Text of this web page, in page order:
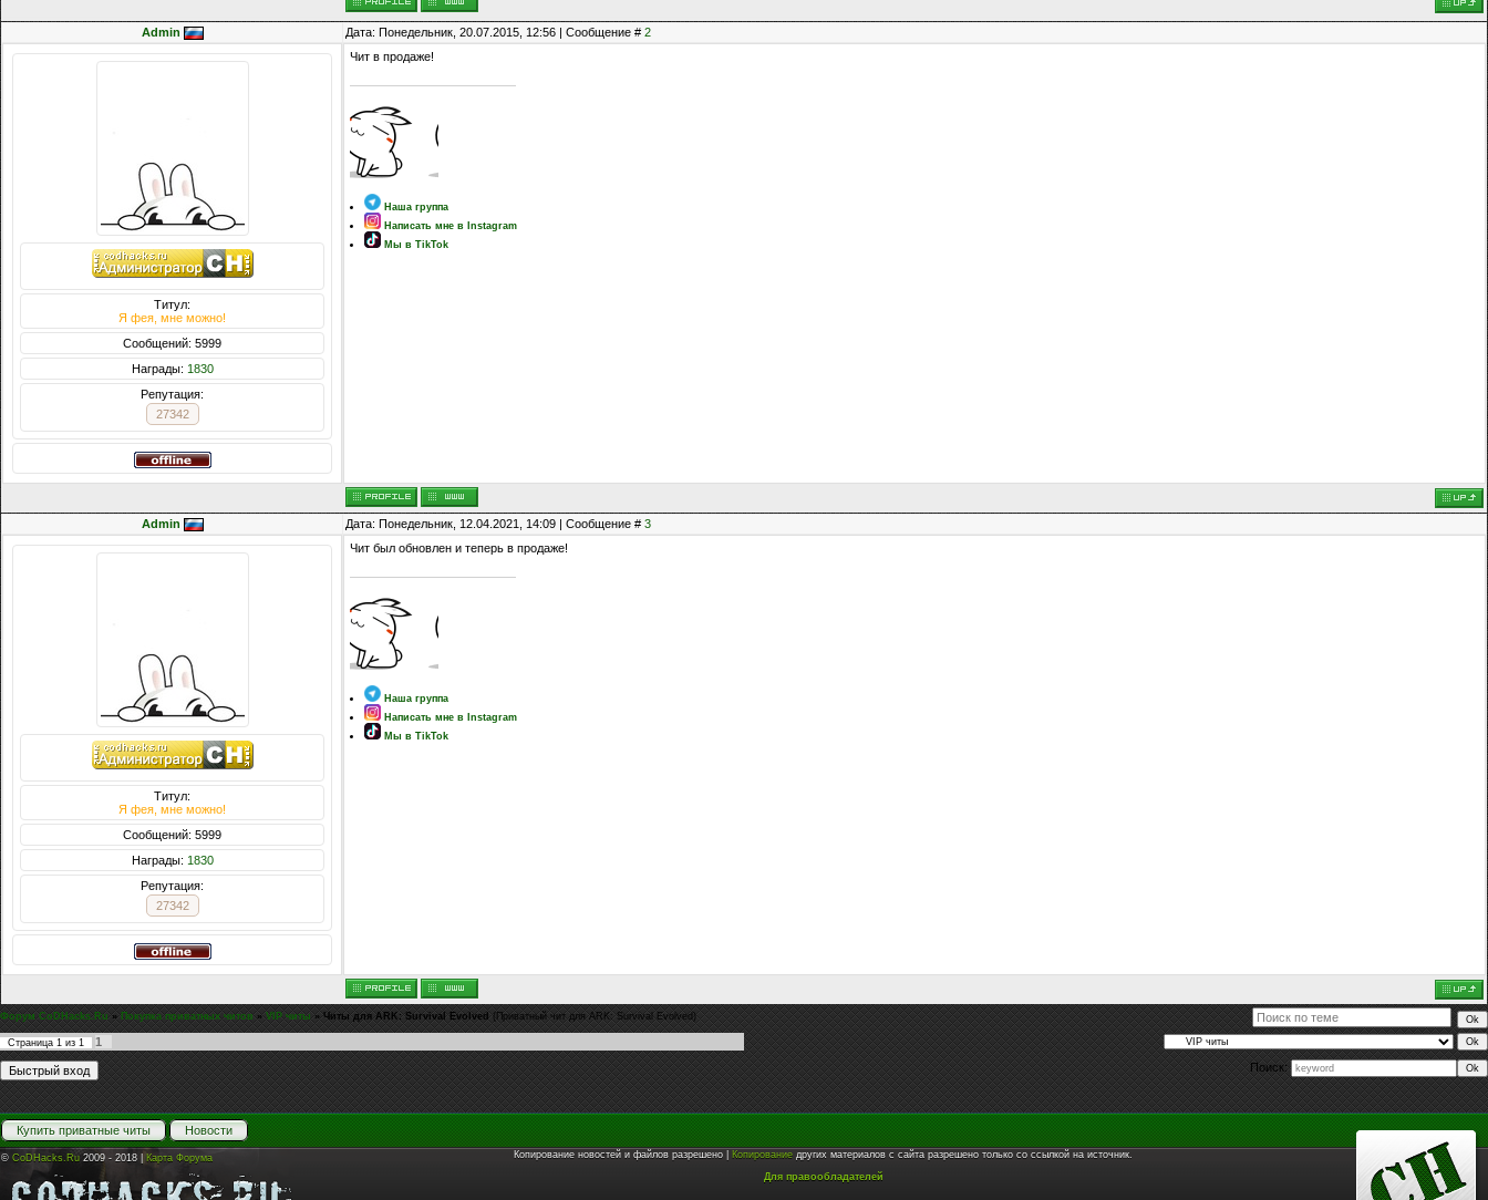
Admin Дата: Понедельник, 20.07.2015, 12:56 | Сообщение # 2
Титул:
Я фея, мне можно!
Сообщений: 5999
Награды: 1830
Репутация:
27342
Чит в продаже!
Наша группа
Написать мне в Instagram
Мы в TikTok
Admin Дата: Понедельник, 12.04.2021, 14:09 | Сообщение # 3
Титул:
Я фея, мне можно!
Сообщений: 5999
Награды: 1830
Репутация:
27342
Чит был обновлен и теперь в продаже!
Наша группа
Написать мне в Instagram
Мы в TikTok
Форум CoDHacks.Ru » Покупка приватных читов » VIP читы » Читы для ARK: Survival Evolved (Приватный чит для ARK: Survival Evolved)
Страница 1 из 1
1
Поиск:
Купить приватные читы Новости
© CoDHacks.Ru 2009 - 2018 | Карта Форума Копирование новостей и файлов разрешено | Копирование других материалов с сайта разрешено только со ссылкой на источник.
Для правообладателей